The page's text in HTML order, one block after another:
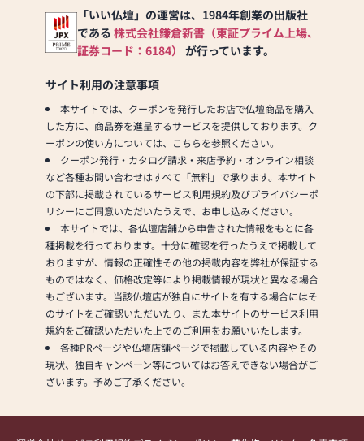
「いい仏壇」の運営は、1984年創業の出版社
である 株式会社鎌倉新書（東証プライム上場、
証券コード：6184） が行っています。
サイト利用の注意事項
本サイトでは、クーポンを発行したお店で仏壇商品を購入
した方に、商品券を進呈するサービスを提供しております。ク
ーポンの使い方については、こちらを参照ください。
クーポン発行・カタログ請求・来店予約・オンライン相談
など各種お問い合わせはすべて「無料」で承ります。本サイト
の下部に掲載されているサービス利用規約及びプライバシーポ
リシーにご同意いただいたうえで、お申し込みください。
本サイトでは、各仏壇店舗から申告された情報をもとに各
種掲載を行っております。十分に確認を行ったうえで掲載して
おりますが、情報の正確性その他の掲載内容を弊社が保証する
ものではなく、価格改定等により掲載情報が現状と異なる場合
もございます。当該仏壇店が独自にサイトを有する場合にはそ
のサイトをご確認いただいたり、また本サイトのサービス利用
規約をご確認いただいた上でのご利用をお願いいたします。
各種PRページや仏壇店舗ページで掲載している内容やその
現状、独自キャンペーン等についてはお答えできない場合がご
ざいます。予めご了承ください。